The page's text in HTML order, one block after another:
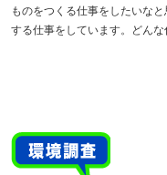
ものをつくる仕事をしたいな
する仕事をしています。どんな